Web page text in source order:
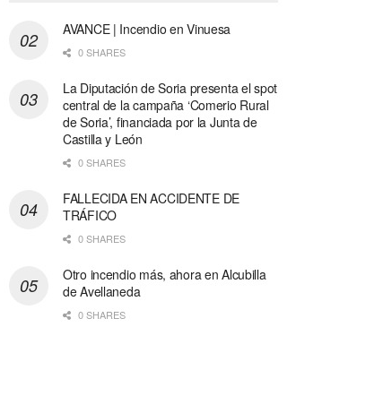
AVANCE | Incendio en Vinuesa
0 SHARES
La Diputación de Soria presenta el spot
central de la campaña ‘Comerio Rural
de Soria’, financiada por la Junta de
Castilla y León
0 SHARES
FALLECIDA EN ACCIDENTE DE
TRÁFICO
0 SHARES
Otro incendio más, ahora en Alcubilla
de Avellaneda
0 SHARES